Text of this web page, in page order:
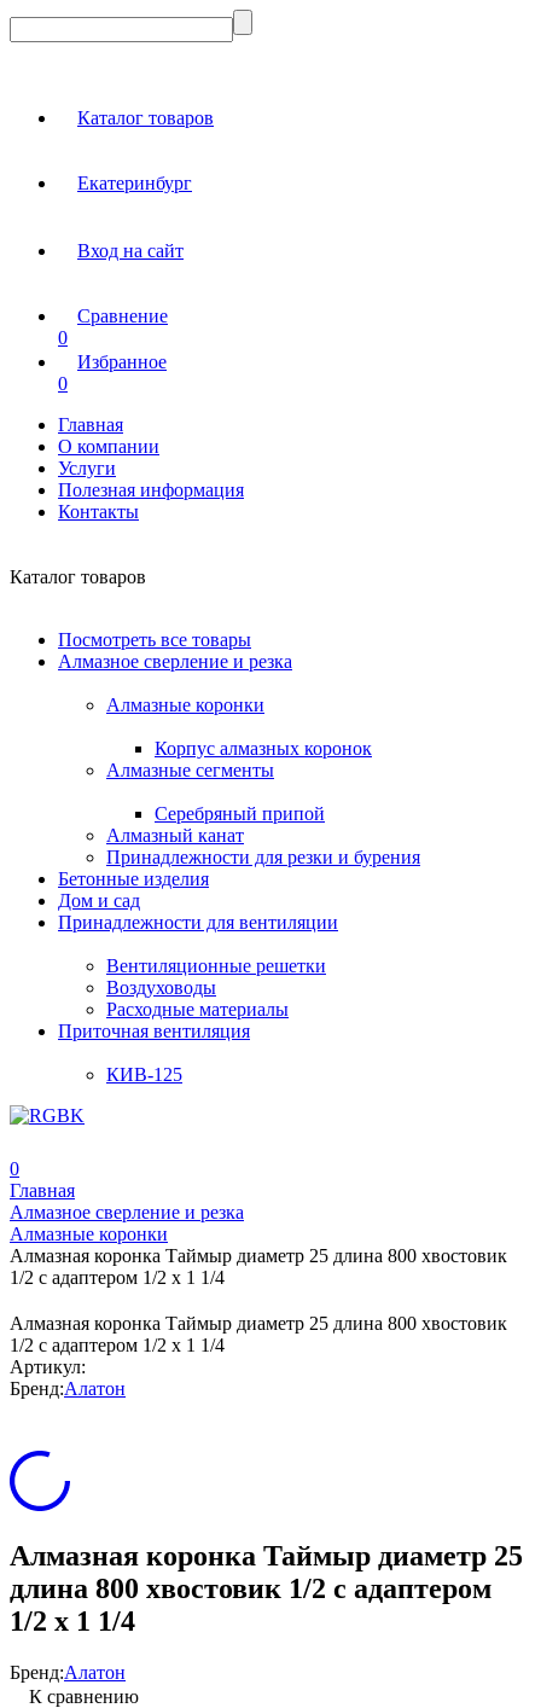
Каталог товаров
Екатеринбург
Вход на сайт
Сравнение
0
Избранное
0
Главная
О компании
Услуги
Полезная информация
Контакты
Каталог товаров
Посмотреть все товары
Алмазное сверление и резка
Алмазные коронки
Корпус алмазных коронок
Алмазные сегменты
Серебряный припой
Алмазный канат
Принадлежности для резки и бурения
Бетонные изделия
Дом и сад
Принадлежности для вентиляции
Вентиляционные решетки
Воздуховоды
Расходные материалы
Приточная вентиляция
КИВ-125
0
Главная
Алмазное сверление и резка
Алмазные коронки
Алмазная коронка Таймыр диаметр 25 длина 800 хвостовик
1/2 с адаптером 1/2 x 1 1/4
Алмазная коронка Таймыр диаметр 25 длина 800 хвостовик
1/2 с адаптером 1/2 x 1 1/4
Артикул:
Бренд:Алатон
Алмазная коронка Таймыр диаметр 25
длина 800 хвостовик 1/2 с адаптером
1/2 x 1 1/4
Бренд:Алатон
К сравнению